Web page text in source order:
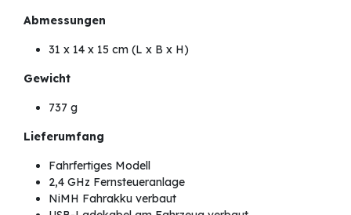
Abmessungen
31 x 14 x 15 cm (L x B x H)
Gewicht
737 g
Lieferumfang
Fahrfertiges Modell
2,4 GHz Fernsteueranlage
NiMH Fahrakku verbaut